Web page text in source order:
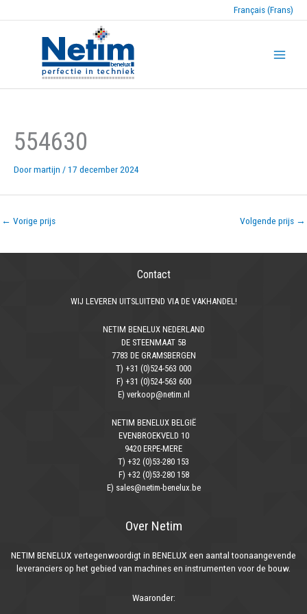
Français (Frans)
554630
Doormartijn /17 december 2024
← Vorige prijs Volgende prijs →
Contact
WIJ LEVEREN UITSLUITEND VIA DE VAKHANDEL!
NETIM BENELUX NEDERLAND
DE STEENMAAT 5B
7783 DE GRAMSBERGEN
T) +31 (0)524-563 000
F) +31 (0)524-563 600
E) verkoop@netim.nl
NETIM BENELUX BELGIË
EVENBROEKVELD 10
9420 ERPE-MERE
T) +32 (0)53-280 153
F) +32 (0)53-280 158
E) sales@netim-benelux.be
Over Netim
NETIM BENELUX vertegenwoordigt in BENELUX een aantal toonaangevende
leveranciers op het gebied van machines en instrumenten voor de bouw.
Waaronder: